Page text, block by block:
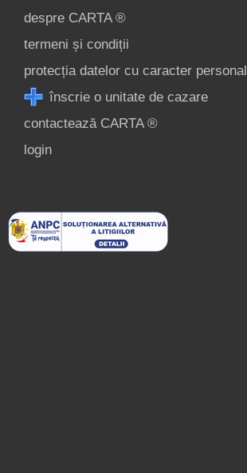
despre CARTA ®
termeni și condiții
protecția datelor cu caracter personal
înscrie o unitate de cazare
contactează CARTA ®
login